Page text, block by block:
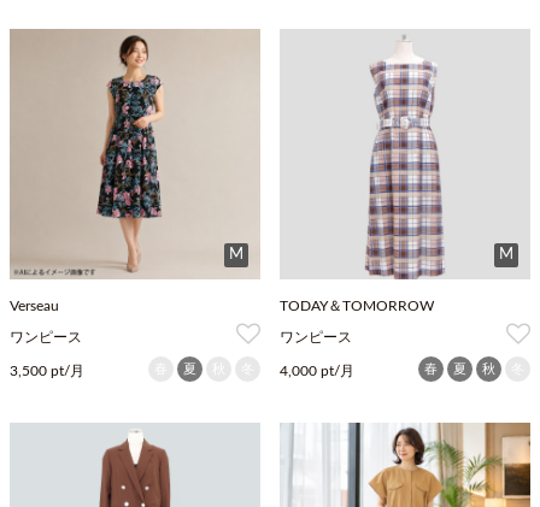
M
Verseau
ワンピース
3,500 pt/月 夏
M
TODAY＆TOMORROW
ワンピース
4,000 pt/月 春 夏 秋